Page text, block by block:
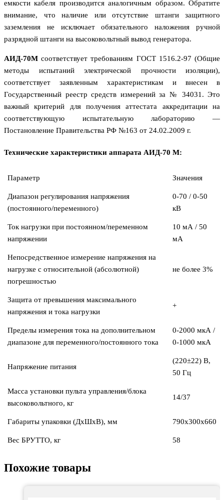
емкости кабеля производится аналогичным образом. Обратите
внимание, что наличие или отсутствие штанги защитного
заземления не исключает обязательного наложения ручной
разрядной штанги на высоковольтный вывод генератора.
АИД-70М соответствует требованиям ГОСТ 1516.2-97 (Общие
методы испытаний электрической прочности изоляции),
соответствует заявленным характеристикам и внесен в
Государственный реестр средств измерений за № 34031. Это
важный критерий для получения аттестата аккредитации на
соответствующую испытательную лабораторию —
Постановление Правительства РФ №163 от 24.02.2009 г.
Технические характеристики аппарата АИД-70 М:
Параметр Значения
Диапазон регулирования напряжения
(постоянного/переменного)
0-70 / 0-50
кВ
Ток нагрузки при постоянном/переменном
напряжении
10 мА / 50
мА
Непосредственное измерение напряжения на
нагрузке с относительной (абсолютной)
погрешностью
не более 3%
Защита от превышения максимального
напряжения и тока нагрузки
+
Пределы измерения тока на дополнительном
диапазоне для переменного/постоянного тока
0-2000 мкА /
0-1000 мкА
Напряжение питания
(220±22) В,
50 Гц
Масса установки пульта управления/блока
высоковольтного, кг
14/37
Габариты упаковки (ДхШхВ), мм 790х300х660
Вес БРУТТО, кг 58
Похожие товары